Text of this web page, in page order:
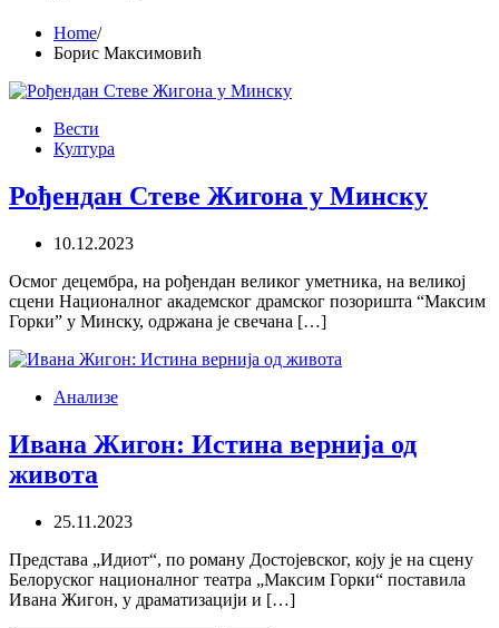
Home
Борис Максимовић
Вести
Култура
Рођендан Стеве Жигона у Минску
10.12.2023
Осмог децембра, на рођендан великог уметника, на великој
сцени Националног академског драмског позоришта “Максим
Горки” у Минску, одржана је свечана […]
Анализе
Ивана Жигон: Истина вернија од
живота
25.11.2023
Представа „Идиот“, по роману Достојевског, коју је на сцену
Белоруског националног театра „Максим Горки“ поставила
Ивана Жигон, у драматизацији и […]